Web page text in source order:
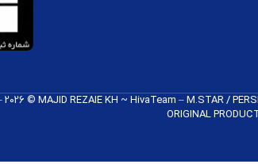
© MAJID REZAIE KH ~ HivaTeam – M.STAR /
ORIGINAL